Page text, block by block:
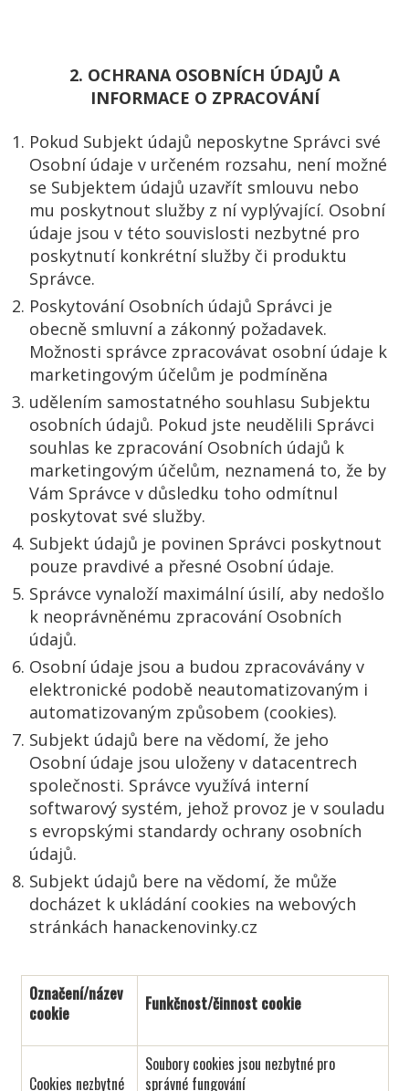
2. OCHRANA OSOBNÍCH ÚDAJŮ A
INFORMACE O ZPRACOVÁNÍ
Pokud Subjekt údajů neposkytne Správci své
Osobní údaje v určeném rozsahu, není možné
se Subjektem údajů uzavřít smlouvu nebo
mu poskytnout služby z ní vyplývající. Osobní
údaje jsou v této souvislosti nezbytné pro
poskytnutí konkrétní služby či produktu
Správce.
Poskytování Osobních údajů Správci je
obecně smluvní a zákonný požadavek.
Možnosti správce zpracovávat osobní údaje k
marketingovým účelům je podmíněna
udělením samostatného souhlasu Subjektu
osobních údajů. Pokud jste neudělili Správci
souhlas ke zpracování Osobních údajů k
marketingovým účelům, neznamená to, že by
Vám Správce v důsledku toho odmítnul
poskytovat své služby.
Subjekt údajů je povinen Správci poskytnout
pouze pravdivé a přesné Osobní údaje.
Správce vynaloží maximální úsilí, aby nedošlo
k neoprávněnému zpracování Osobních
údajů.
Osobní údaje jsou a budou zpracovávány v
elektronické podobě neautomatizovaným i
automatizovaným způsobem (cookies).
Subjekt údajů bere na vědomí, že jeho
Osobní údaje jsou uloženy v datacentrech
společnosti. Správce využívá interní
softwarový systém, jehož provoz je v souladu
s evropskými standardy ochrany osobních
údajů.
Subjekt údajů bere na vědomí, že může
docházet k ukládání cookies na webových
stránkách hanackenovinky.cz
Označení/název
cookie
Funkčnost/činnost cookie
Cookies nezbytné
Soubory cookies jsou nezbytné pro
správné fungování